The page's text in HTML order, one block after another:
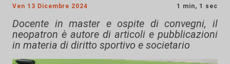
Ven 13 Dicembre 2024 1 min, 1 sec
Docente in master e ospite di convegni, il
neopatron è autore di articoli e pubblicazioni
in materia di diritto sportivo e societario